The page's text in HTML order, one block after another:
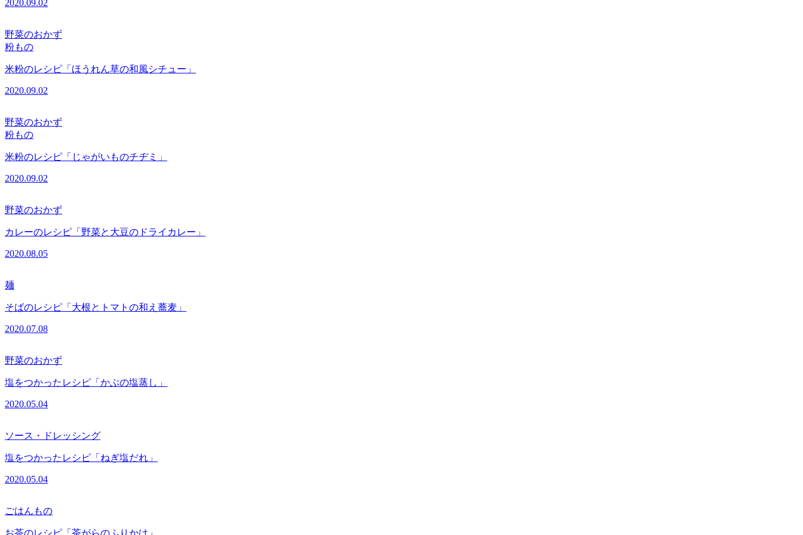
2020.09.02
野菜のおかず
粉もの
米粉のレシピ「ほうれん草の和風シチュー」
2020.09.02
野菜のおかず
粉もの
米粉のレシピ「じゃがいものチヂミ」
2020.09.02
野菜のおかず
カレーのレシピ「野菜と大豆のドライカレー」
2020.08.05
麺
そばのレシピ「大根とトマトの和え蕎麦」
2020.07.08
野菜のおかず
塩をつかったレシピ「かぶの塩蒸し」
2020.05.04
ソース・ドレッシング
塩をつかったレシピ「ねぎ塩だれ」
2020.05.04
ごはんもの
お茶のレシピ「茶がらのふりかけ」